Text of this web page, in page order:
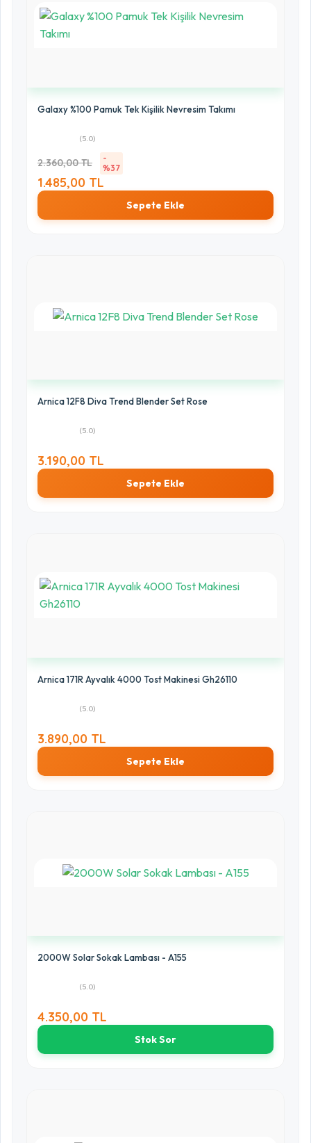
Galaxy %100 Pamuk Tek Kişilik Nevresim Takımı
(5.0)
2.360,00 TL
-
%37
1.485,00 TL
Sepete Ekle
Arnica 12F8 Diva Trend Blender Set Rose
(5.0)
3.190,00 TL
Sepete Ekle
Arnica 171R Ayvalık 4000 Tost Makinesi Gh26110
(5.0)
3.890,00 TL
Sepete Ekle
2000W Solar Sokak Lambası - A155
(5.0)
4.350,00 TL
Stok Sor